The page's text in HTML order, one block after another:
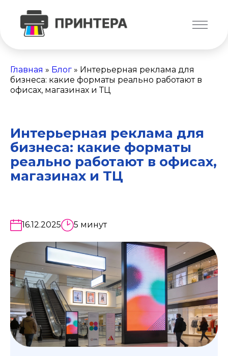
Главная » Блог » Интерьерная реклама для
бизнеса: какие форматы реально работают в
офисах, магазинах и ТЦ
Интерьерная реклама для
бизнеса: какие форматы
реально работают в офисах,
магазинах и ТЦ
16.12.2025 5 минут